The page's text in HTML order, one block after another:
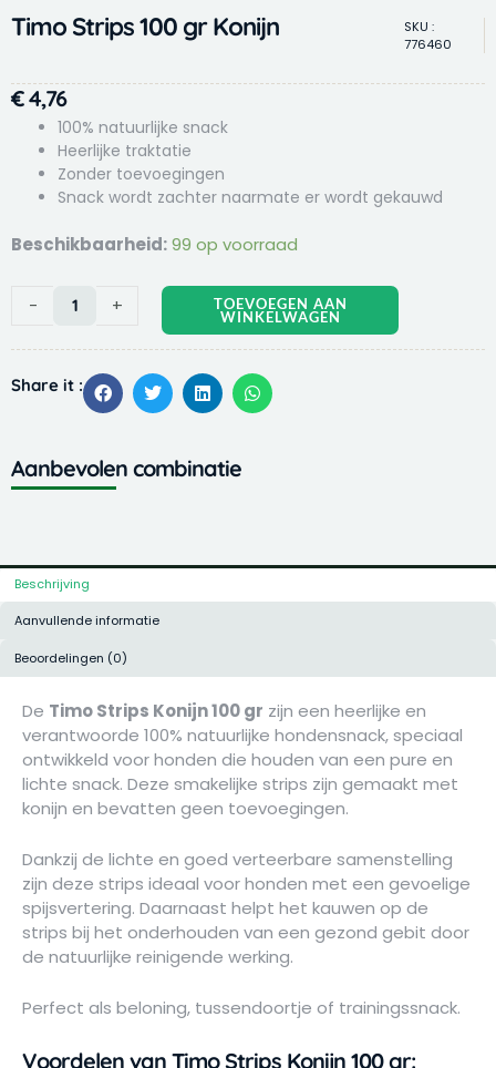
Timo Strips 100 gr Konijn
SKU :
776460
€4,76
100% natuurlijke snack
Heerlijke traktatie
Zonder toevoegingen
Snack wordt zachter naarmate er wordt gekauwd
Beschikbaarheid:99 op voorraad
-
Timo
+ TOEVOEGEN AAN
WINKELWAGEN
Share it :
Aanbevolen combinatie
Beschrijving
Aanvullende informatie
Beoordelingen (0)
De Timo Strips Konijn 100 gr zijn een heerlijke en
verantwoorde 100% natuurlijke hondensnack, speciaal
ontwikkeld voor honden die houden van een pure en
lichte snack. Deze smakelijke strips zijn gemaakt met
konijn en bevatten geen toevoegingen.
Dankzij de lichte en goed verteerbare samenstelling
zijn deze strips ideaal voor honden met een gevoelige
spijsvertering. Daarnaast helpt het kauwen op de
strips bij het onderhouden van een gezond gebit door
de natuurlijke reinigende werking.
Perfect als beloning, tussendoortje of trainingssnack.
Voordelen van Timo Strips Konijn 100 gr: